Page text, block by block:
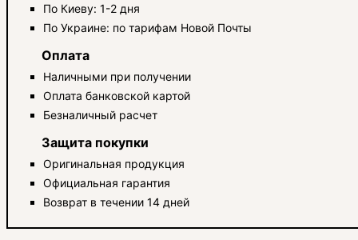
По Киеву: 1-2 дня
По Украине: по тарифам Новой Почты
Оплата
Наличными при получении
Оплата банковской картой
Безналичный расчет
Защита покупки
Оригинальная продукция
Официальная гарантия
Возврат в течении 14 дней